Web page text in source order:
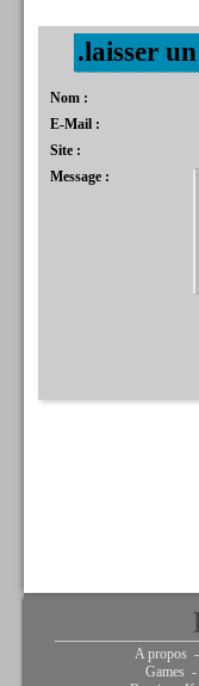
.laisser
Nom :
E-Mail :
Site :
Message :
A propos -
Games -